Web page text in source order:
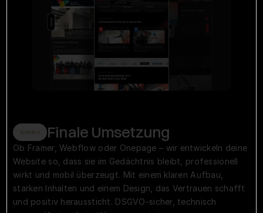
Schritt 4 Finale Umsetzung
Ob Framer, Webflow oder Onepage – wir entwickeln deine
Website so, dass sie im Gedächtnis bleibt, professionell
wirkt und mobil überzeugt. Mit einem klaren Aufbau,
starken Inhalten und einem Design, das Vertrauen schafft
und positiv heraussticht. DSGVO-sicher, technisch